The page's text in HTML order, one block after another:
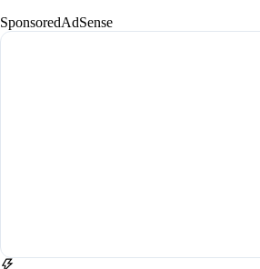
SponsoredAdSense